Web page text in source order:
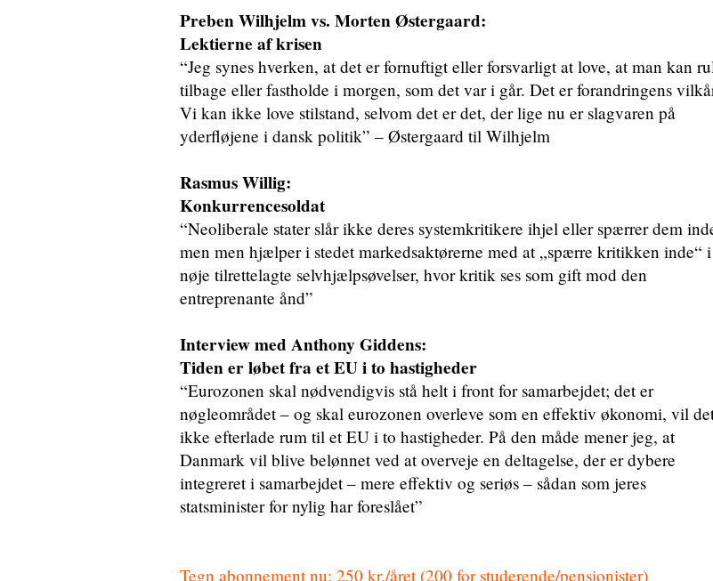
Preben Wilhjelm vs. Morten Østergaard:
Lektierne af krisen
“Jeg synes hverken, at det er fornuftigt eller forsvarligt at love, at man kan
tilbage eller fastholde i morgen, som det var i går. Det er forandringens
Vi kan ikke love stilstand, selvom det er det, der lige nu er slagvaren på
yderfløjene i dansk politik” – Østergaard til Wilhjelm
Rasmus Willig:
Konkurrencesoldat
“Neoliberale stater slår ikke deres systemkritikere ihjel eller spærrer dem
men men hjælper i stedet markedsaktørerne med at „spærre kritikken inde“ i
nøje tilrettelagte selvhjælpsøvelser, hvor kritik ses som gift mod den
entreprenante ånd”
Interview med Anthony Giddens:
Tiden er løbet fra et EU i to hastigheder
“Eurozonen skal nødvendigvis stå helt i front for samarbejdet; det er
nøgleområdet – og skal eurozonen overleve som en effektiv økonomi, vil
ikke efterlade rum til et EU i to hastigheder. På den måde mener jeg, at
Danmark vil blive belønnet ved at overveje en deltagelse, der er dybere
integreret i samarbejdet – mere effektiv og seriøs – sådan som jeres
statsminister for nylig har foreslået”
Tegn abonnement nu: 250 kr./året (200 for studerende/pensionister)